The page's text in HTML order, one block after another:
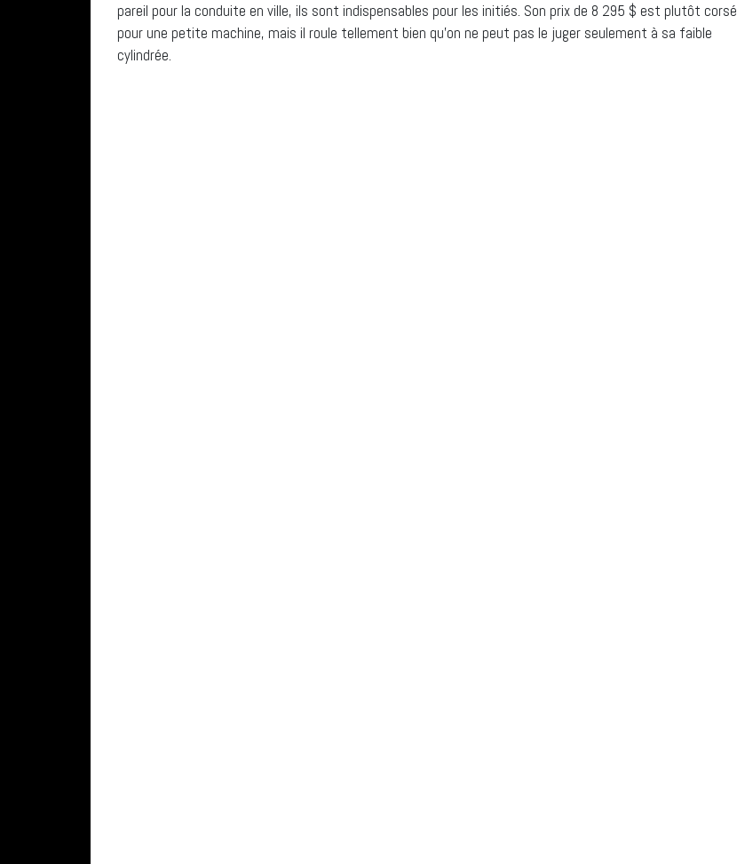
pareil pour la conduite en ville, ils sont indispensables pour les initiés. Son prix de 8 295 $ est plutôt corsé
pour une petite machine, mais il roule tellement bien qu’on ne peut pas le juger seulement à sa faible
cylindrée.